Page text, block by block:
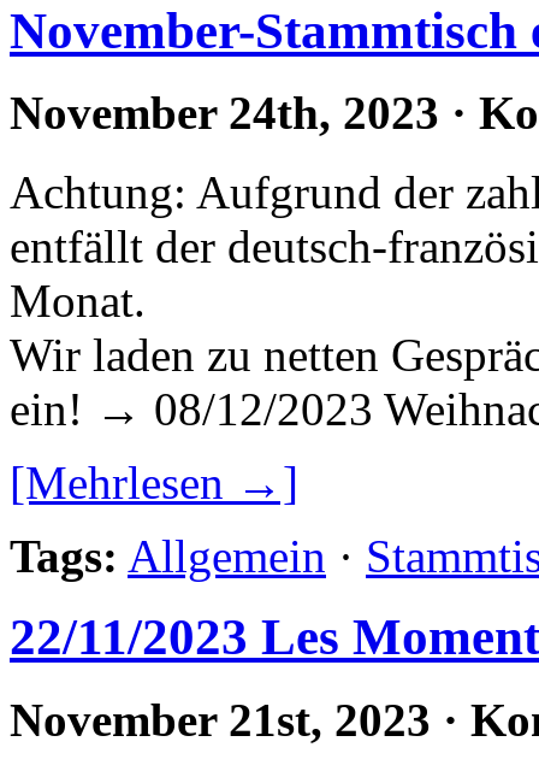
November-
November 24th, 2023 ·
Achtung: Aufgrund der
entfällt der deutsch-
Monat.
Wir laden zu netten
ein! → 08/12/2023
[Mehrlesen →]
Tags: Allgemein ·
22/11/2023 Les
November 21st, 2023 ·